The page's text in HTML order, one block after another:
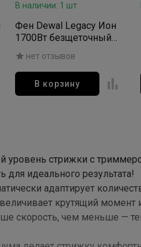
В наличии: 1 шт
Фен Dewal Legacy Ион
1700Вт безщеточный
(2нас) желтый
нет отзывов
В корзину
уровень стрижки с
для идеального результата!
адаптирует
крутящий
скорость, чем меньше —